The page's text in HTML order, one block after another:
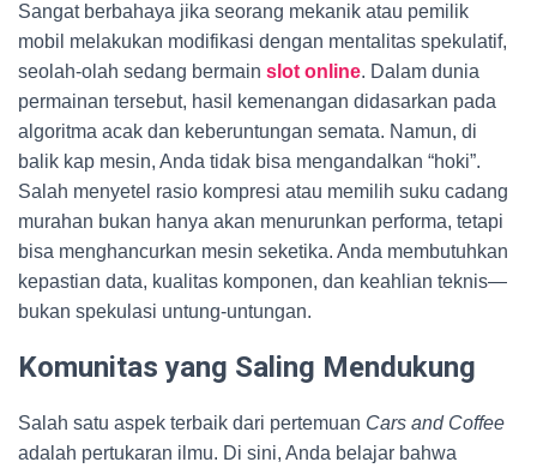
Sangat berbahaya jika seorang mekanik atau pemilik
mobil melakukan modifikasi dengan mentalitas spekulatif,
seolah-olah sedang bermain slot online. Dalam dunia
permainan tersebut, hasil kemenangan didasarkan pada
algoritma acak dan keberuntungan semata. Namun, di
balik kap mesin, Anda tidak bisa mengandalkan “hoki”.
Salah menyetel rasio kompresi atau memilih suku cadang
murahan bukan hanya akan menurunkan performa, tetapi
bisa menghancurkan mesin seketika. Anda membutuhkan
kepastian data, kualitas komponen, dan keahlian teknis—
bukan spekulasi untung-untungan.
Komunitas yang Saling Mendukung
Salah satu aspek terbaik dari pertemuan Cars and Coffee
adalah pertukaran ilmu. Di sini, Anda belajar bahwa